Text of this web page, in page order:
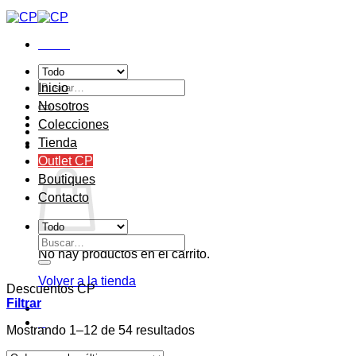
Saltar
al
contenido
Buscar
por:
0
Carrito
No hay productos en el carrito.
Volver a la tienda
Inicio
Nosotros
Colecciones
Tienda
Outlet CP
Boutiques
Contacto
Buscar
por:
Descuentos CP
Filtrar
Mostrando 1–12 de 54 resultadosOrdenado